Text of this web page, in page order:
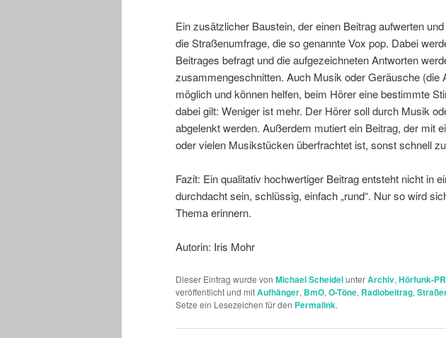
Ein zusätzlicher Baustein, der einen Beitrag aufwerten
die Straßenumfrage, die so genannte Vox pop. Dabei
Beitrages befragt und die aufgezeichneten Antworten
zusammengeschnitten. Auch Musik oder Geräusche (die
möglich und können helfen, beim Hörer eine bestimmte
dabei gilt: Weniger ist mehr. Der Hörer soll durch Musik
abgelenkt werden. Außerdem mutiert ein Beitrag, der mit
oder vielen Musikstücken überfrachtet ist, sonst schnell
Fazit: Ein qualitativ hochwertiger Beitrag entsteht nicht in
durchdacht sein, schlüssig, einfach „rund“. Nur so wird
Thema erinnern.
Autorin: Iris Mohr
Dieser Eintrag wurde von Michael ScheidelunterArchiv, Hörfunk-
veröffentlicht und mitAufhänger, BmO, O-Töne, Radiobeitrag,
Setze ein Lesezeichen für den Permalink.